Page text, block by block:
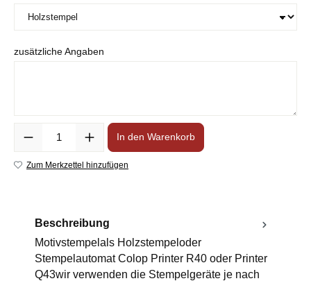
zusätzliche Angaben
In den Warenkorb
Zum Merkzettel hinzufügen
Beschreibung
Motivstempelals Holzstempeloder
Stempelautomat Colop Printer R40 oder Printer
Q43wir verwenden die Stempelgeräte je nach